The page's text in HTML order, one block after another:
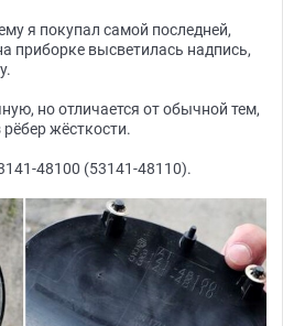
я покупал самой последней,
приборке высветилась надпись,
но отличается от обычной тем,
жёсткости.
48100 (53141-48110).